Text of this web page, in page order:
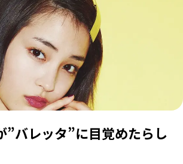
ース
ヘアケア
ス
路
ス
ルニュース
・アワード
”バレッタ”に目覚めたらし